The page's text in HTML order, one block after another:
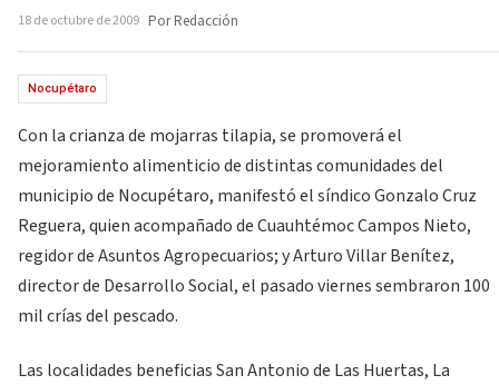
18 de octubre de 2009 Por Redacción
Nocupétaro
Con la crianza de mojarras tilapia, se promoverá el
mejoramiento alimenticio de distintas comunidades del
municipio de Nocupétaro, manifestó el síndico Gonzalo Cruz
Reguera, quien acompañado de Cuauhtémoc Campos Nieto,
regidor de Asuntos Agropecuarios; y Arturo Villar Benítez,
director de Desarrollo Social, el pasado viernes sembraron 100
mil crías del pescado.
Las localidades beneficias San Antonio de Las Huertas, La